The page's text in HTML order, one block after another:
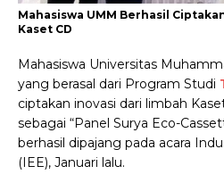
Mahasiswa UMM Berhasil
Kaset CD
Mahasiswa Universitas
yang berasal dari Program Studi
ciptakan inovasi dari limbah
sebagai “Panel Surya Eco-
berhasil dipajang pada acara
(IEE), Januari lalu.